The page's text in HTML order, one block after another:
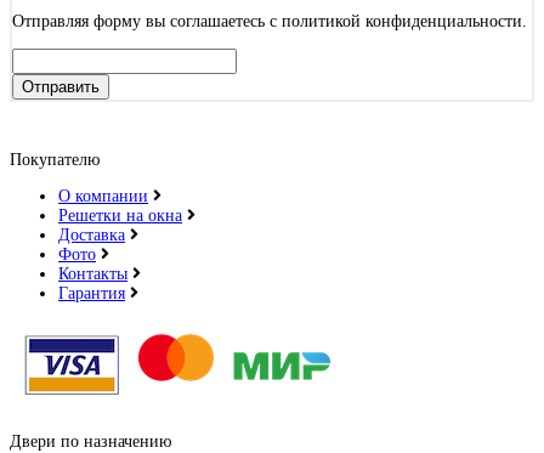
Отправляя форму вы соглашаетесь с политикой конфиденциальности.
Отправить
Покупателю
О компании
Решетки на окна
Доставка
Фото
Контакты
Гарантия
Двери по назначению